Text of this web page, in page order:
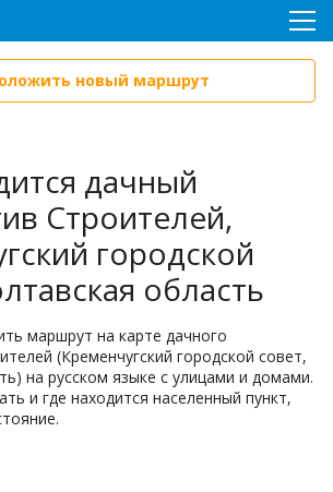
новый маршрут
дачный
Строителей,
городской
область
маршрут на карте дачного
(Кременчугский городской совет,
на русском языке с улицами и домами.
и где находится населенный пункт,